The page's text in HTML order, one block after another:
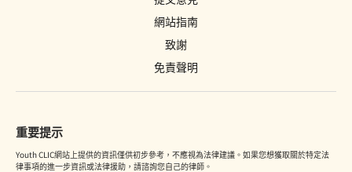
網站指南
致謝
免責聲明
重要提示
Youth CLIC網站上提供的資訊僅供初步參考，不應視為法律建議。如果您想獲取關於特定法
律事項的進一步資訊或法律援助，請諮詢您自己的律師。